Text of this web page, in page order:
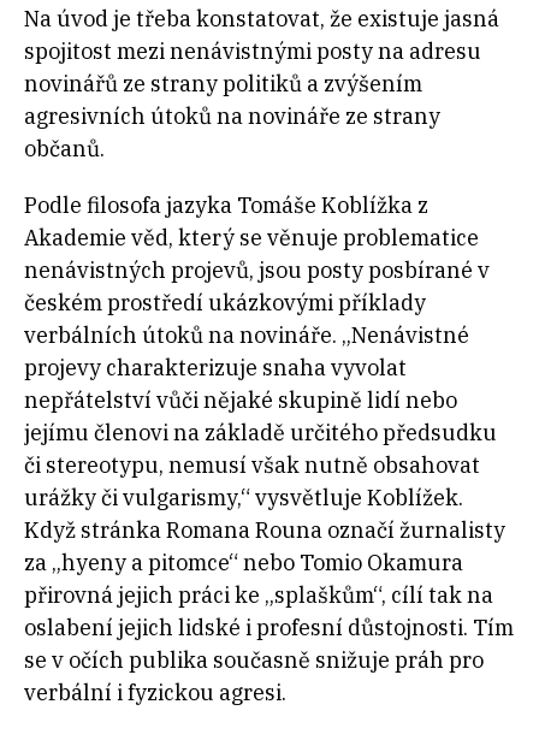
Na úvod je třeba konstatovat, že existuje jasná
spojitost mezi nenávistnými posty na adresu
novinářů ze strany politiků a zvýšením
agresivních útoků na novináře ze strany
občanů.
Podle filosofa jazyka Tomáše Koblížka z
Akademie věd, který se věnuje problematice
nenávistných projevů, jsou posty posbírané v
českém prostředí ukázkovými příklady
verbálních útoků na novináře. „Nenávistné
projevy charakterizuje snaha vyvolat
nepřátelství vůči nějaké skupině lidí nebo
jejímu členovi na základě určitého předsudku
či stereotypu, nemusí však nutně obsahovat
urážky či vulgarismy,“ vysvětluje Koblížek.
Když stránka Romana Rouna označí žurnalisty
za „hyeny a pitomce“ nebo Tomio Okamura
přirovná jejich práci ke „splaškům“, cílí tak na
oslabení jejich lidské i profesní důstojnosti. Tím
se v očích publika současně snižuje práh pro
verbální i fyzickou agresi.